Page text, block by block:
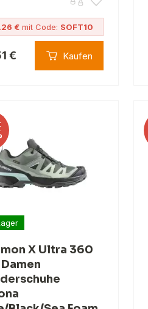
€mit Code: SOFT10
€ Kaufen
X Ultra 360
Damen